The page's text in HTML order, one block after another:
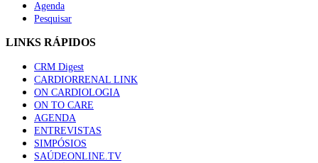
apresentavam níveis elevados de Lp(a), revela estudo
Trodelvy aprovado para primeira linha no cancro da
mama triplo negativo metastático em doentes não
elegíveis para inibidores PD-(L)1
61 visualizações
Agenda
Pesquisar
LINKS RÁPIDOS
CRM Digest
CARDIORRENAL LINK
ON CARDIOLOGIA
ON TO CARE
AGENDA
ENTREVISTAS
SIMPÓSIOS
SAÚDEONLINE.TV